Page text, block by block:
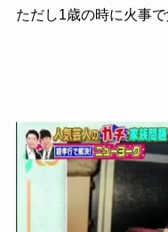
ただし1歳の時に火事